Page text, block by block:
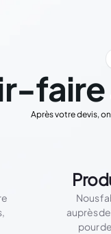
faire
Après votre devis,
Nous
auprès
pour